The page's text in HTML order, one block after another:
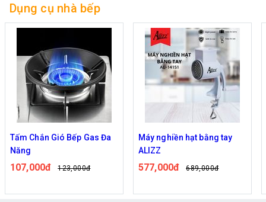
Dụng cụ nhà bếp
Gió Bếp Gas Đa
123,000đ
Máy nghiền hạt bằng tay
577,000đ 689,000đ
Bếp Điện